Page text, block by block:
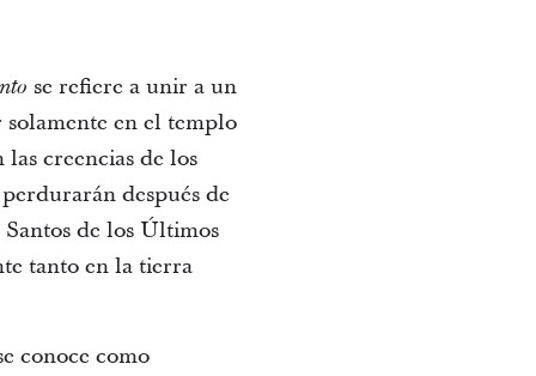
se refiere a unir a un
en el templo
creencias de los
después de
Santos de los Últimos
tanto en la tierra
conoce como